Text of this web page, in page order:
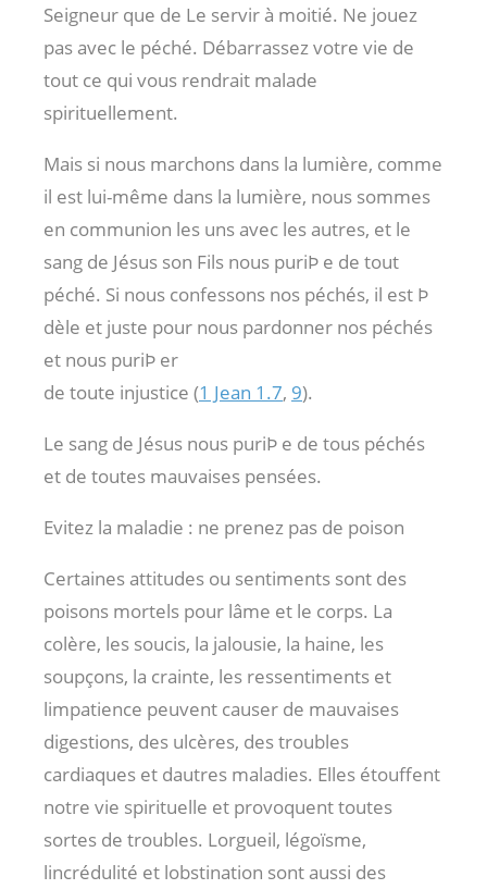
Seigneur que de Le servir à moitié. Ne jouez
pas avec le péché. Débarrassez votre vie de
tout ce qui vous rendrait malade
spirituellement.
Mais si nous marchons dans la lumière, comme
il est lui-même dans la lumière, nous sommes
en communion les uns avec les autres, et le
sang de Jésus son Fils nous puriÞ e de tout
péché. Si nous confessons nos péchés, il est Þ
dèle et juste pour nous pardonner nos péchés
et nous puriÞ er
de toute injustice (1 Jean 1.7, 9).
Le sang de Jésus nous puriÞ e de tous péchés
et de toutes mauvaises pensées.
Evitez la maladie : ne prenez pas de poison
Certaines attitudes ou sentiments sont des
poisons mortels pour lâme et le corps. La
colère, les soucis, la jalousie, la haine, les
soupçons, la crainte, les ressentiments et
limpatience peuvent causer de mauvaises
digestions, des ulcères, des troubles
cardiaques et dautres maladies. Elles étouffent
notre vie spirituelle et provoquent toutes
sortes de troubles. Lorgueil, légoïsme,
lincrédulité et lobstination sont aussi des